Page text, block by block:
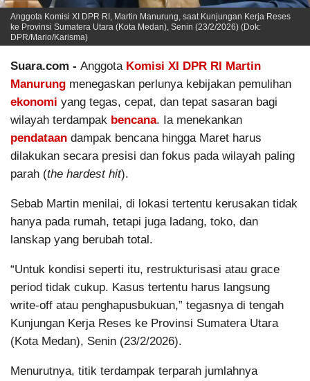
Anggota Komisi XI DPR RI, Martin Manurung, saat Kunjungan Kerja Reses
ke Provinsi Sumatera Utara (Kota Medan), Senin (23/2/2026) (Dok:
DPR/Mario/Karisma)
Suara.com - Anggota Komisi XI DPR RI Martin
Manurung menegaskan perlunya kebijakan pemulihan
ekonomi yang tegas, cepat, dan tepat sasaran bagi
wilayah terdampak bencana. Ia menekankan
pendataan dampak bencana hingga Maret harus
dilakukan secara presisi dan fokus pada wilayah paling
parah (the hardest hit).
Sebab Martin menilai, di lokasi tertentu kerusakan tidak
hanya pada rumah, tetapi juga ladang, toko, dan
lanskap yang berubah total.
“Untuk kondisi seperti itu, restrukturisasi atau grace
period tidak cukup. Kasus tertentu harus langsung
write-off atau penghapusbukuan,” tegasnya di tengah
Kunjungan Kerja Reses ke Provinsi Sumatera Utara
(Kota Medan), Senin (23/2/2026).
Menurutnya, titik terdampak terparah jumlahnya